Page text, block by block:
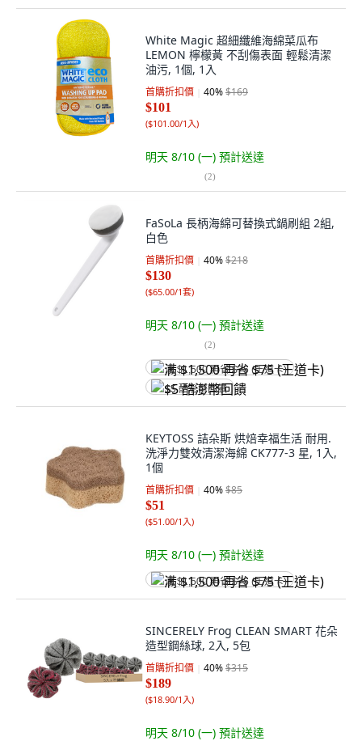
White Magic 超細纖維海綿菜瓜布
LEMON 檸檬黃 不刮傷表面 輕鬆清潔
油污, 1個, 1入
首購折扣價 40%$169
$101
($101.00/1入)
明天 8/10 (一) 預計送達
(2)
FaSoLa 長柄海綿可替換式鍋刷組 2組,
白色
首購折扣價 40%$218
$130
($65.00/1套)
明天 8/10 (一) 預計送達
(2)
满 $1,500 再省 $75 (王道卡)
$5 酷澎幣回饋
KEYTOSS 詰朵斯 烘焙幸福生活 耐用.
洗淨力雙效清潔海綿 CK777-3 星, 1入,
1個
首購折扣價 40%$85
$51
($51.00/1入)
明天 8/10 (一) 預計送達
满 $1,500 再省 $75 (王道卡)
SINCERELY Frog CLEAN SMART 花朵
造型鋼絲球, 2入, 5包
首購折扣價 40%$315
$189
($18.90/1入)
明天 8/10 (一) 預計送達